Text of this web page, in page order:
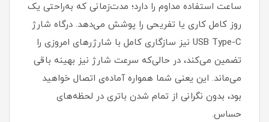
ساعت استفاده مداوم را دارد؛ مدت‌زمانی که به‌راحتی یک
روز کامل کاری یا تفریحی را پوشش می‌دهد. درگاه شارژ
USB Type-C نیز سازگاری کامل با شارژرهای امروزی را
تضمین می‌کند، در حالی‌که سرعت شارژ نیز بهینه باقی
می‌ماند. این یعنی شما همواره آماده‌ی اتصال خواهید
بود، بدون نگرانی از تمام شدن باتری در لحظه‌های
حساس.